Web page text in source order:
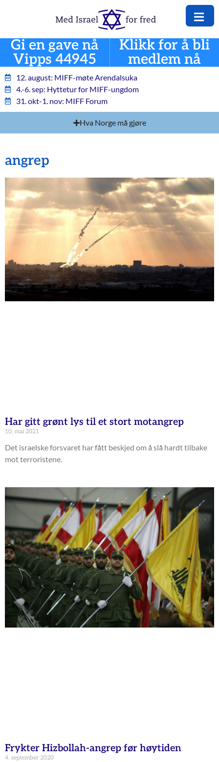
Gi en gave nå
Vipps 44945
Klikk for å bli
medlem nå
12. august: MIFF-møte Arendalsuka
4.-6. sep: Hyttetur for MIFF-ungdom
31. okt-1. nov: MIFF Forum
Hva Norge må gjøre
angrep
Har gitt grønt lys til et stort motangrep
10. mai 2021
Det israelske forsvaret har fått beskjed om å slå hardt tilbake
mot terroristene.
Frykter Hizbollah-angrep før høytiden
4. september 2020